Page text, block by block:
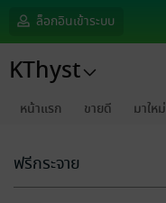
ล็อกอินเข้าระบบ
KThyst
หน้าแรก ขายดี มาใหม่
ฟรีกระจาย